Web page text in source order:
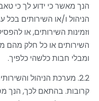
הנך מאשר כי ידוע לך כי
הניהול ו/או השירותים
וזמינות השירותים, או
השירותים או כל חלק מהם
ומבלי חבות כלשהי כלפיך.
2.2. מערכת הניהול
קרובות. בהתאם לכך, הנך